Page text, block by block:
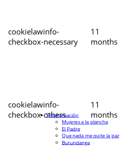
cookielawinfo-
checkbox-necessary
11
months
cookielawinfo-
checkbox-others
11
months
Programación
Mujeres a la plancha
El Padre
Que nada me quite la paz
Burundanga